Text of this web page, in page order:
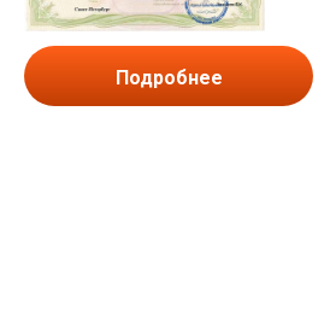
Подробнее